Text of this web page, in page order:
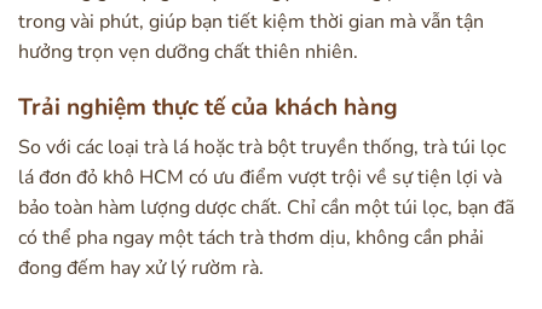
trong vài phút, giúp bạn tiết kiệm thời gian mà vẫn tận
hưởng trọn vẹn dưỡng chất thiên nhiên.
Trải nghiệm thực tế của khách hàng
So với các loại trà lá hoặc trà bột truyền thống, trà túi lọc
lá đơn đỏ khô HCM có ưu điểm vượt trội về sự tiện lợi và
bảo toàn hàm lượng dược chất. Chỉ cần một túi lọc, bạn đã
có thể pha ngay một tách trà thơm dịu, không cần phải
đong đếm hay xử lý rườm rà.